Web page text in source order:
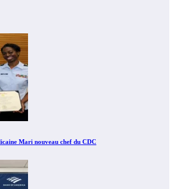
Mari nouveau chef du CDC